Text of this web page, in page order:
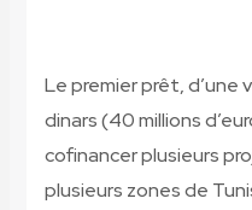
Le premier prêt, d’une
dinars (40 millions
cofinancer plusieurs
plusieurs zones de